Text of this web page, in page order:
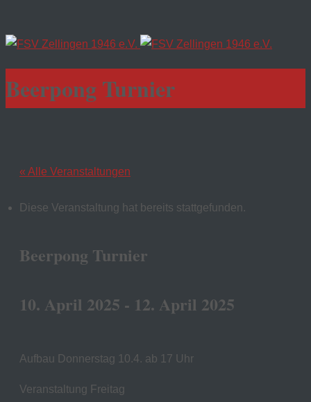
Beerpong Turnier
« Alle Veranstaltungen
Diese Veranstaltung hat bereits stattgefunden.
Beerpong Turnier
10. April 2025 - 12. April 2025
Aufbau Donnerstag 10.4. ab 17 Uhr
Veranstaltung Freitag